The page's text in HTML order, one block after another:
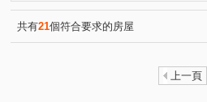
共有21個符合要求的房屋
上一頁